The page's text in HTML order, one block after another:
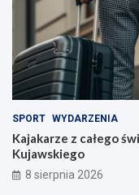
SPORT WYDARZENIA
Kajakarze z całego
Kujawskiego
8 sierpnia 2026